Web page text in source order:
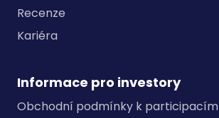
Recenze
Kariéra
Informace pro investory
Obchodní podmínky k participacím